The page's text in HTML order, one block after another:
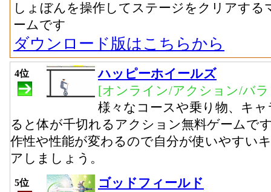
しょぼんを操作してステージをクリアす
ームです
ダウンロード版はこちらから
4位
ハッピーホイールズ
[オンライン/アクション/バ
様々なコースや乗り物、キ
ると体が千切れるアクション無料ゲームで
作性や性能が変わるので自分が使いやすい
アしましょう。
5位
ゴッドフィールド